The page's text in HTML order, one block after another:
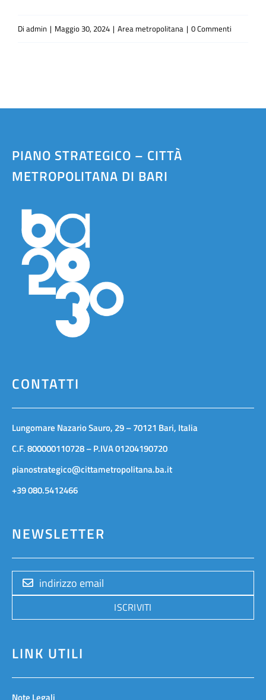
Di admin | Maggio 30, 2024 | Area metropolitana | 0 Commenti
PIANO STRATEGICO – CITTÀ
METROPOLITANA DI BARI
CONTATTI
Lungomare Nazario Sauro, 29 – 70121 Bari, Italia
C.F. 800000110728 – P.IVA 01204190720
pianostrategico@cittametropolitana.ba.it
+39 080.5412466
NEWSLETTER
ISCRIVITI
LINK UTILI
Note Legali